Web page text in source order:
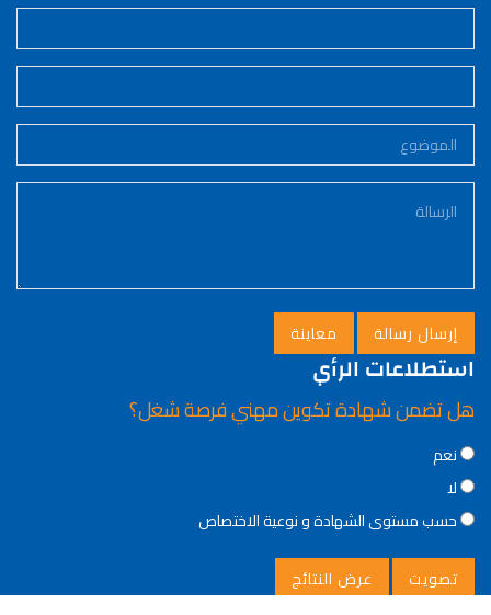
استطلاعات الرأي
هل تضمن شهادة تكوين مهني فرصة شغل؟
Choices
نعم
لا
حسب مستوى الشهادة و نوعية الاختصاص